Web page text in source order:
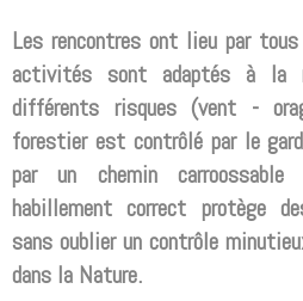
Les rencontres ont lieu par
activités sont adaptés à la
différents risques (vent -
forestier est contrôlé par le
par un chemin
habillement correct protège
sans oublier un contrôle
dans la Nature.